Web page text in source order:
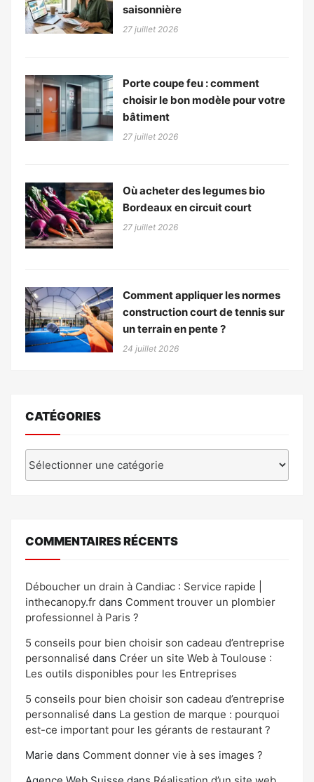
saisonnière
27 juillet 2026
Porte coupe feu : comment
choisir le bon modèle pour votre
bâtiment
27 juillet 2026
Où acheter des legumes bio
Bordeaux en circuit court
27 juillet 2026
Comment appliquer les normes
construction court de tennis sur
un terrain en pente ?
24 juillet 2026
CATÉGORIES
COMMENTAIRES RÉCENTS
Déboucher un drain à Candiac : Service rapide |
inthecanopy.fr dans Comment trouver un plombier
professionnel à Paris ?
5 conseils pour bien choisir son cadeau d’entreprise
personnalisé dans Créer un site Web à Toulouse :
Les outils disponibles pour les Entreprises
5 conseils pour bien choisir son cadeau d’entreprise
personnalisé dans La gestion de marque : pourquoi
est-ce important pour les gérants de restaurant ?
Marie dans Comment donner vie à ses images ?